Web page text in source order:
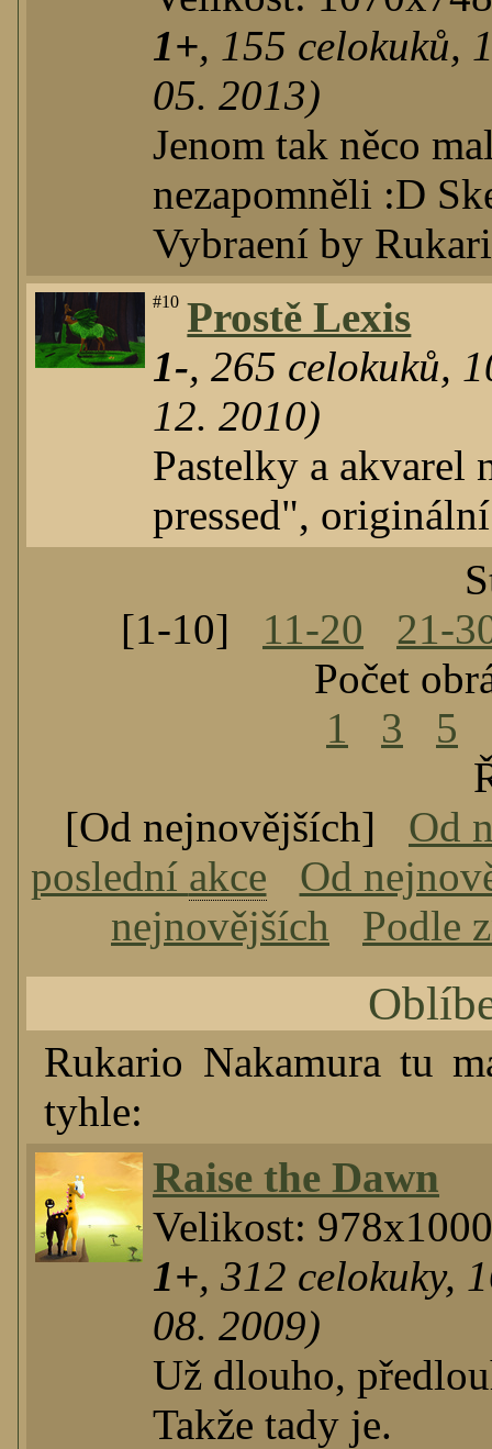
1+, 155 celokuků,
05. 2013)
Jenom tak něco
nezapomněli :D
Vybraení by
#10 Prostě Lexis
1-,265 celokuků,
12. 2010)
Pastelky a akvarel
pressed",
[1-10] 11-20
21-
Počet
1
3 5
[Od nejnovějších] Od
poslední akce
Od
nejnovějších
Podle
Rukario Nakamura tu
tyhle:
Raise the Dawn
Velikost:
1+,312 celokuky,
08. 2009)
Už dlouho,
Takže tady je.